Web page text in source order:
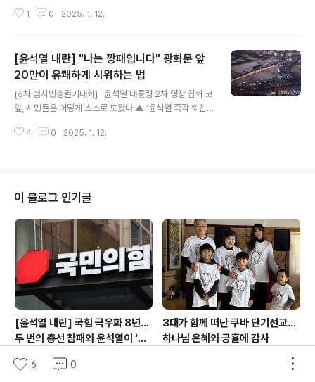
서 야6당 공동으로 김민전 국민의힘 의원 제명촉구 결의안
을 상징하는 ‘백골단’을 자처한 극우 청년조직에게 국회 기
자회견을 주선한 김민전 국민의힘 의원의 의원직 제명 촉
구 결의안을 10일 국회에 제출했다. 국민의힘은 “징계 사
유에 해당하지 않는다”며 제명 요구를 일축했다. 민주당과
조국혁신당, 개혁신당, 진보당, 사회민주당, 기본소득당 등
야6당은 이날 오후 국회 사무처 의사과에 ‘김민전 의원 제
1 0 2025. 1. 12.
[윤석열 내란] "나는 깡패입니다" 광화문 앞
20만이 유쾌하게 시위하는 법
[6차 범시민총궐기대회] 윤석열 대통령 2차 영장 집회 코
앞, 시민들은 어떻게 스스로 도왔나 ▲ ‘윤석열 즉각 퇴진!
화문앞에서 윤석열퇴진시민행동 주최로 열렸다. 참가자들
주최로 열렸다. 참가자들이 응원봉 불빛을 밝히며 행진하
고 있다. ⓒ 권우성 윤석열 대통령 체포 영장 집행이 임박
한 토요일 오후, 어김없이 광화문 앞에 시민들이 모였다. 주
최 측 추산 20만. 이들은 '윤석열 구속', '윤석열 파면' 등을
한목소리로 외쳤다.11일 서울 종로구 광화문 동십자각 인
근에서 '윤석열 즉각..
4 0 2025. 1. 12.
이 블로그 인기글
[윤석열 내란] 국힘 극우화 8년…
두 번의 총선 참패와 윤석열이 ‘폭
3대가 함께 떠난 쿠바 단기선교...
하나님 은혜와 긍휼에 감사
6 0